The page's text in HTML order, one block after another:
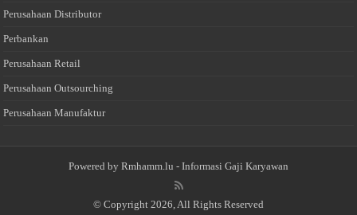
Perusahaan Distributor
Perbankan
Perusahaan Retail
Perusahaan Outsourching
Perusahaan Manufaktur
Powered by Rmhamm.lu - Informasi Gaji Karyawan
© Copyright 2026, All Rights Reserved